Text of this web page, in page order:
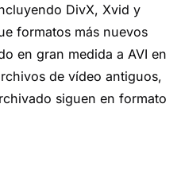
DivX, Xvid y
formatos más nuevos
en gran medida a AVI en
de vídeo antiguos,
siguen en formato